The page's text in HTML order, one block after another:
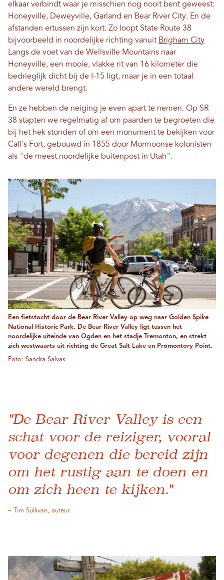
elkaar verbindt waar je misschien nog nooit bent geweest:
Honeyville, Deweyville, Garland en Bear River City. En de
afstanden ertussen zijn kort. Zo loopt State Route 38
bijvoorbeeld in noordelijke richting vanuit Brigham City
Langs de voet van de Wellsville Mountains naar
Honeyville, een mooie, vlakke rit van 16 kilometer die
bedrieglijk dicht bij de I-15 ligt, maar je in een totaal
andere wereld brengt.
En ze hebben de neiging je even apart te nemen. Op SR
38 stapten we regelmatig af om paarden te begroeten die
bij het hek stonden of om een ​​monument te bekijken voor
Call's Fort, gebouwd in 1855 door Mormoonse kolonisten
als "de meest noordelijke buitenpost in Utah".
Een fietstocht door de Bear River Valley op weg naar Golden Spike
National Historic Park. De Bear River Valley ligt tussen het
noordelijke uiteinde van Ogden en het stadje Tremonton, en strekt
zich westwaarts uit richting de Great Salt Lake en Promontory Point.
Foto: Sandra Salvas
"De Bear River Valley is een
schat voor de reiziger, vooral
voor degenen die bereid zijn
om het rustig aan te doen en
om zich heen te kijken."
– Tim Sullivan, auteur